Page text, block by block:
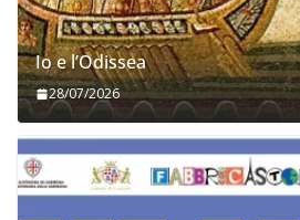
Io e l’Odissea
28/07/2026